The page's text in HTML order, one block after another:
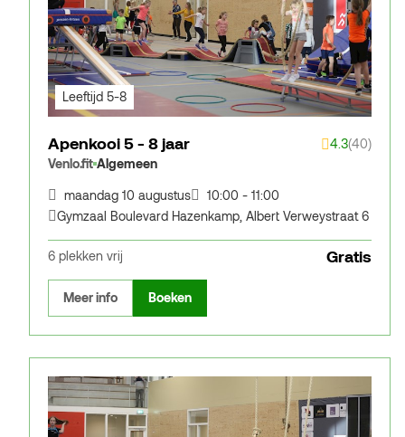
Leeftijd 5-8
Apenkooi 5 - 8 jaar 4.3(40)
Venlo.fit Algemeen
maandag 10 augustus
10:00 - 11:00
Gymzaal Boulevard Hazenkamp Albert Verweystraat 6
6 plekken vrij Gratis
Meer info Boeken